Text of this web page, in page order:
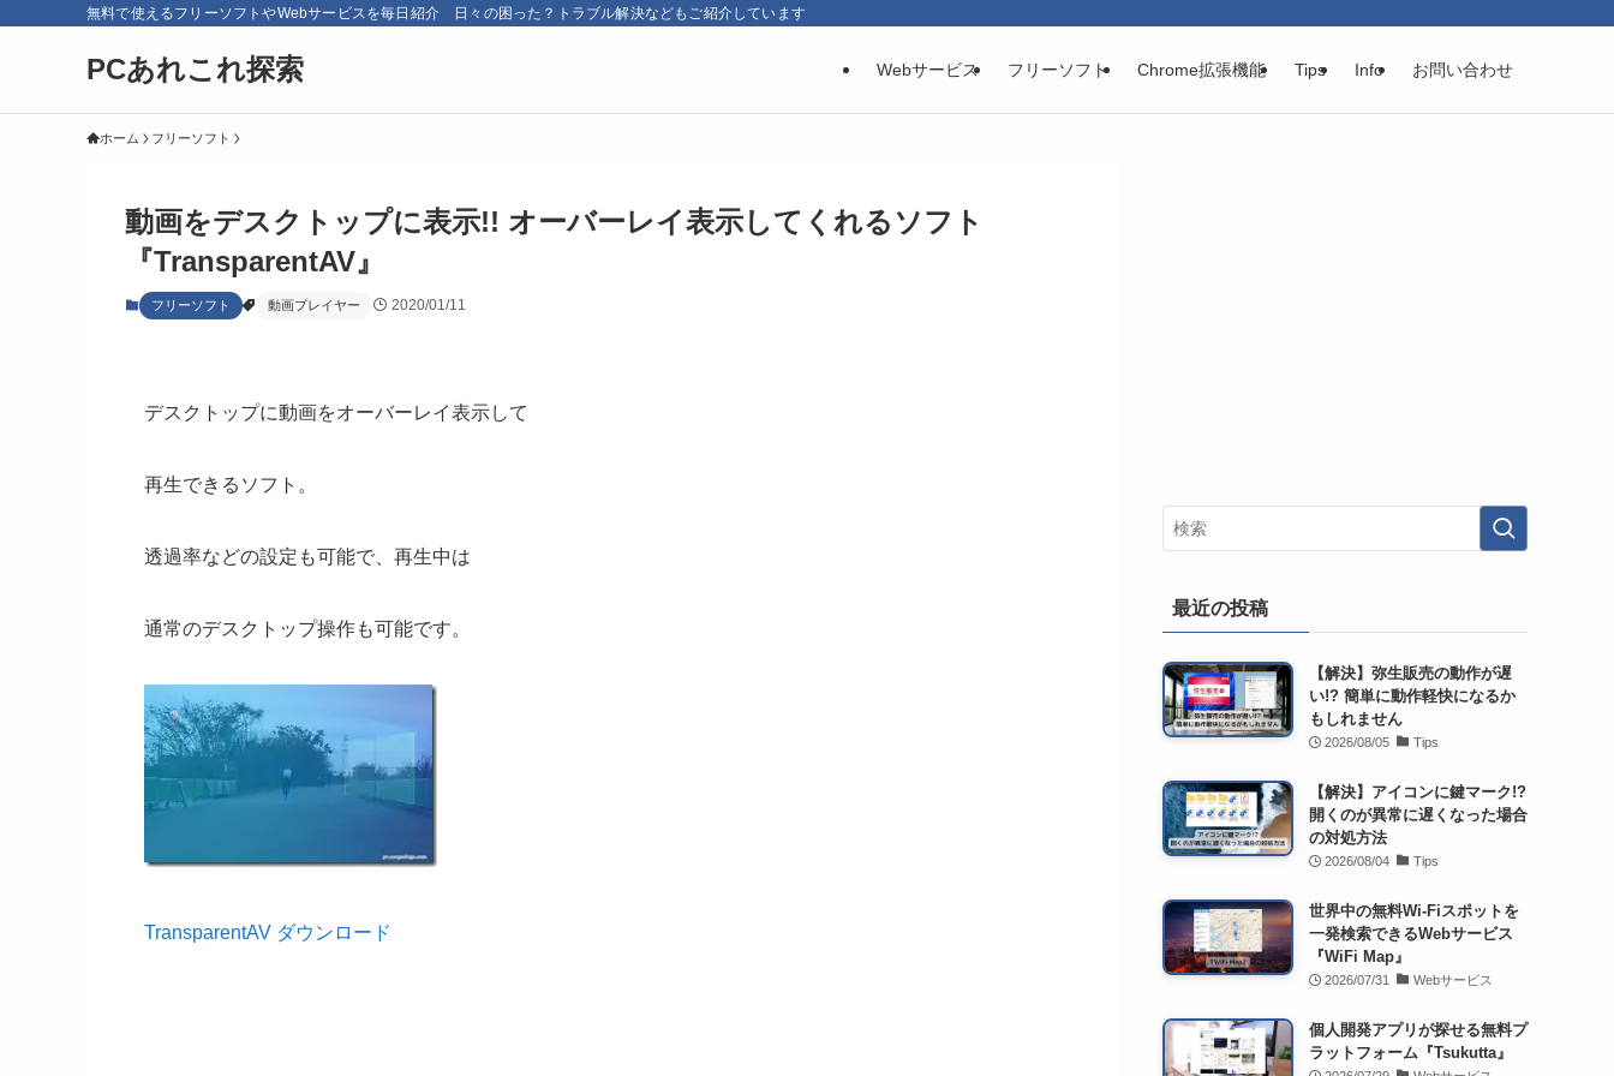
無料で使えるフリーソフトやWebサービスを毎日紹介 日々の困った？トラブル解決などもご紹介しています
PCあれこれ探索 Webサービス フリーソフト Chrome拡張機能 Tips Info お問い合わせ
ホーム フリーソフト
動画をデスクトップに表示!! オーバーレイ表示してくれるソフト
『TransparentAV』
フリーソフト 動画プレイヤー 2020/01/11
デスクトップに動画をオーバーレイ表示して
再生できるソフト。
透過率などの設定も可能で、再生中は
通常のデスクトップ操作も可能です。
TransparentAV ダウンロード
最近の投稿
【解決】弥生販売の動作が遅
い!? 簡単に動作軽快になるか
もしれません
2026/08/05 Tips
【解決】アイコンに鍵マーク!?
開くのが異常に遅くなった場合
の対処方法
2026/08/04 Tips
世界中の無料Wi-Fiスポットを
一発検索できるWebサービス
『WiFi Map』
2026/07/31 Webサービス
個人開発アプリが探せる無料プ
ラットフォーム『Tsukutta』